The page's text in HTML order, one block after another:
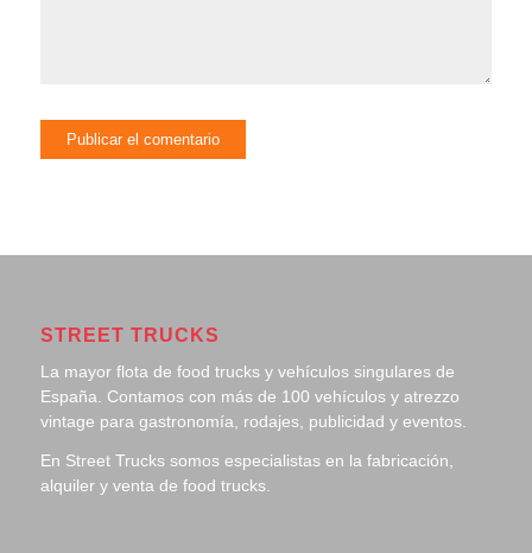
STREET TRUCKS
La mayor flota de food trucks y vehículos singulares de
España. Contamos con más de 100 vehículos y atrezzo
vintage para gastronomía, rodajes, publicidad y eventos.
En Street Trucks somos especialistas en la fabricación,
alquiler y venta de food trucks.